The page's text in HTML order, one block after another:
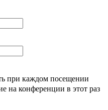
при каждом посещении
на конференции в этот раз